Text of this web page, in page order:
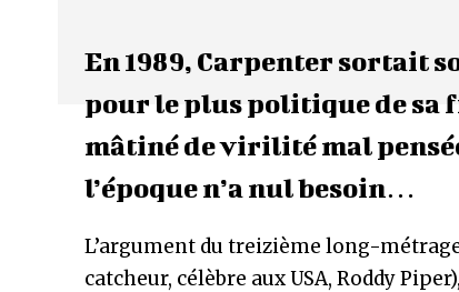
En 1989, Carpenter sortait
pour le plus politique de
mâtiné de virilité mal
l’époque n’a nul besoin…
L’argument du treizième long-
catcheur, célèbre aux USA, Roddy